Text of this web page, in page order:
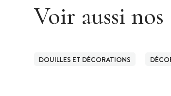
Voir aussi nos
DOUILLES ET DÉCORATIONS